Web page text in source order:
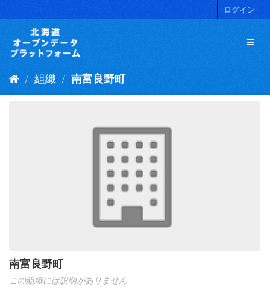
キ
ログイン
組織 南富良野町
南富良野町
この組織には説明がありません